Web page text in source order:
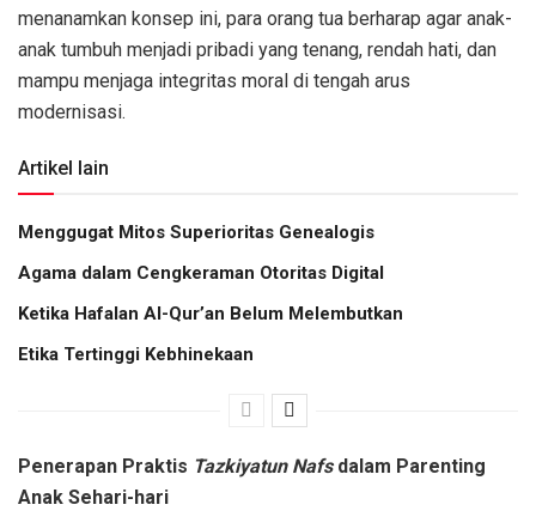
menanamkan konsep ini, para orang tua berharap agar anak-
anak tumbuh menjadi pribadi yang tenang, rendah hati, dan
mampu menjaga integritas moral di tengah arus
modernisasi.
Artikel lain
Menggugat Mitos Superioritas Genealogis
Agama dalam Cengkeraman Otoritas Digital
Ketika Hafalan Al-Qur’an Belum Melembutkan
Etika Tertinggi Kebhinekaan
Penerapan Praktis Tazkiyatun Nafsdalam Parenting
Anak Sehari-hari